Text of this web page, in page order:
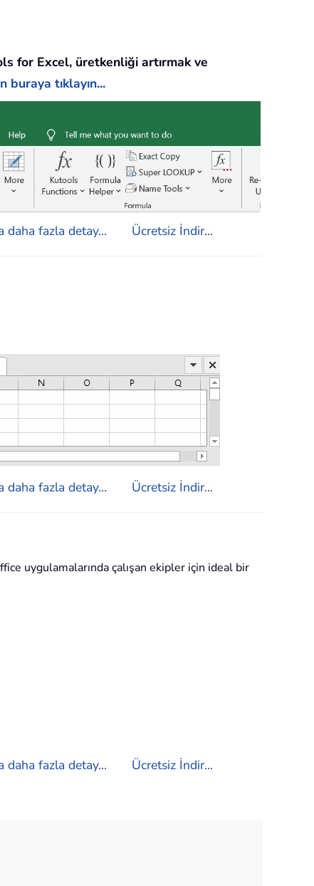
for Excel, üretkenliği artırmak ve
buraya tıklayın...
daha fazla detay... Ücretsiz İndir...
daha fazla detay... Ücretsiz İndir...
uygulamalarında çalışan ekipler için ideal bir
daha fazla detay... Ücretsiz İndir...